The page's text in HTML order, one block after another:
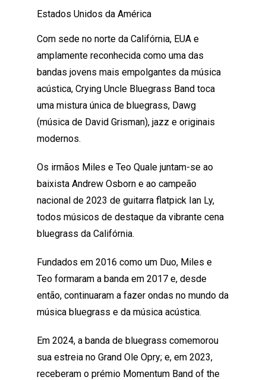
Estados Unidos da América
Com sede no norte da Califórnia, EUA e
amplamente reconhecida como uma das
bandas jovens mais empolgantes da música
acústica, Crying Uncle Bluegrass Band toca
uma mistura única de bluegrass, Dawg
(música de David Grisman), jazz e originais
modernos.
Os irmãos Miles e Teo Quale juntam-se ao
baixista Andrew Osborn e ao campeão
nacional de 2023 de guitarra flatpick Ian Ly,
todos músicos de destaque da vibrante cena
bluegrass da Califórnia.
Fundados em 2016 como um Duo, Miles e
Teo formaram a banda em 2017 e, desde
então, continuaram a fazer ondas no mundo da
música bluegrass e da música acústica.
Em 2024, a banda de bluegrass comemorou
sua estreia no Grand Ole Opry; e, em 2023,
receberam o prémio Momentum Band of the